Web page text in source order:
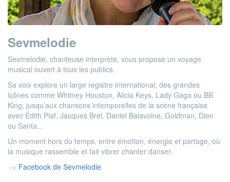
Sevmelodie
Sevmelodie, chanteuse interprète, vous propose un voyage
musical ouvert à tous les publics.
Sa voix explore un large registre international, des grandes
icônes comme Whitney Houston, Alicia Keys, Lady Gaga ou BB
King, jusqu’aux chansons intemporelles de la scène française
avec Édith Piaf, Jacques Brel, Daniel Balavoine, Goldman, Dion
ou Santa...
Un moment hors du temps, entre émotion, énergie et partage, où
la musique rassemble et fait vibrer chanter danser.
-> Facebook de Sevmelodie